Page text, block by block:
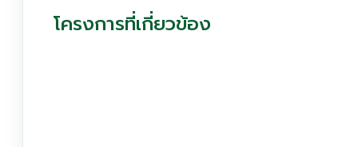
โครงการที่เกี่ยวข้อง